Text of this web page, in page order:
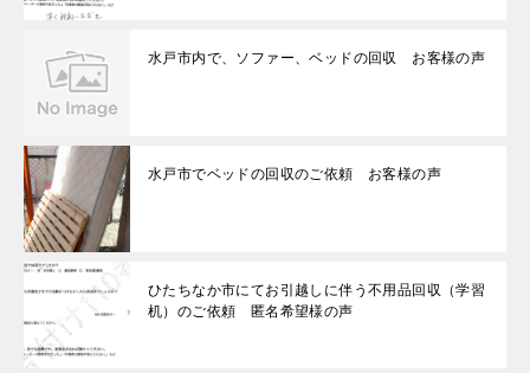
水戸市内で、ソファー、ベッドの回収 お客様の声
水戸市でベッドの回収のご依頼 お客様の声
ひたちなか市にてお引越しに伴う不用品回収（学習
机）のご依頼 匿名希望様の声